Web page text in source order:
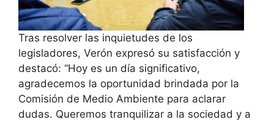
Tras resolver las inquietudes de los
legisladores, Verón expresó su satisfacción y
destacó: “Hoy es un día significativo,
agradecemos la oportunidad brindada por la
Comisión de Medio Ambiente para aclarar
dudas. Queremos tranquilizar a la sociedad y a